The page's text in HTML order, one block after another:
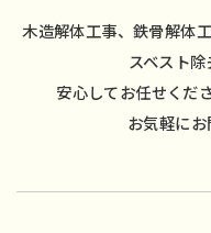
木造解体工事、鉄骨解体
スベスト
安心してお任せくだ
お気軽にお